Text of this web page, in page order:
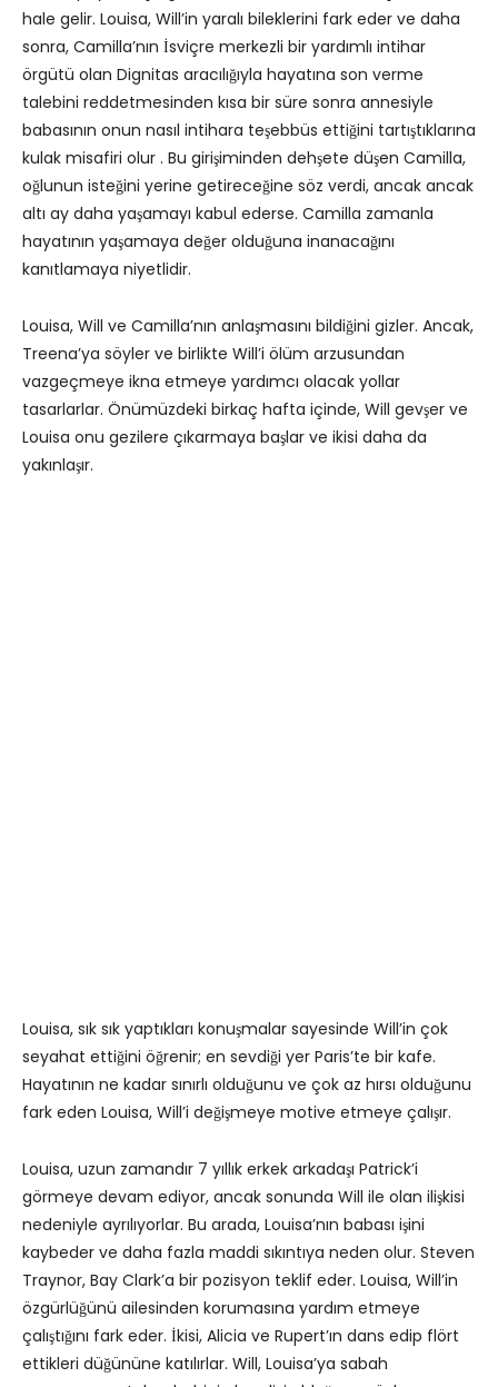
hale gelir. Louisa, Will’in yaralı bileklerini fark eder ve daha
sonra, Camilla’nın İsviçre merkezli bir yardımlı intihar
örgütü olan Dignitas aracılığıyla hayatına son verme
talebini reddetmesinden kısa bir süre sonra annesiyle
babasının onun nasıl intihara teşebbüs ettiğini tartıştıklarına
kulak misafiri olur . Bu girişiminden dehşete düşen Camilla,
oğlunun isteğini yerine getireceğine söz verdi, ancak ancak
altı ay daha yaşamayı kabul ederse. Camilla zamanla
hayatının yaşamaya değer olduğuna inanacağını
kanıtlamaya niyetlidir.
Louisa, Will ve Camilla’nın anlaşmasını bildiğini gizler. Ancak,
Treena’ya söyler ve birlikte Will’i ölüm arzusundan
vazgeçmeye ikna etmeye yardımcı olacak yollar
tasarlarlar. Önümüzdeki birkaç hafta içinde, Will gevşer ve
Louisa onu gezilere çıkarmaya başlar ve ikisi daha da
yakınlaşır.
Louisa, sık sık yaptıkları konuşmalar sayesinde Will’in çok
seyahat ettiğini öğrenir; en sevdiği yer Paris’te bir kafe.
Hayatının ne kadar sınırlı olduğunu ve çok az hırsı olduğunu
fark eden Louisa, Will’i değişmeye motive etmeye çalışır.
Louisa, uzun zamandır 7 yıllık erkek arkadaşı Patrick’i
görmeye devam ediyor, ancak sonunda Will ile olan ilişkisi
nedeniyle ayrılıyorlar. Bu arada, Louisa’nın babası işini
kaybeder ve daha fazla maddi sıkıntıya neden olur. Steven
Traynor, Bay Clark’a bir pozisyon teklif eder. Louisa, Will’in
özgürlüğünü ailesinden korumasına yardım etmeye
çalıştığını fark eder. İkisi, Alicia ve Rupert’ın dans edip flört
ettikleri düğününe katılırlar. Will, Louisa’ya sabah